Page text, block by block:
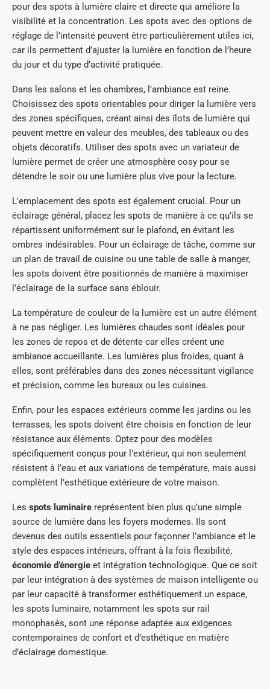
pour des spots à lumière claire et directe qui améliore la
visibilité et la concentration. Les spots avec des options de
réglage de l’intensité peuvent être particulièrement utiles ici,
car ils permettent d’ajuster la lumière en fonction de l’heure
du jour et du type d’activité pratiquée.
Dans les salons et les chambres, l’ambiance est reine.
Choisissez des spots orientables pour diriger la lumière vers
des zones spécifiques, créant ainsi des îlots de lumière qui
peuvent mettre en valeur des meubles, des tableaux ou des
objets décoratifs. Utiliser des spots avec un variateur de
lumière permet de créer une atmosphère cosy pour se
détendre le soir ou une lumière plus vive pour la lecture.
L'emplacement des spots est également crucial. Pour un
éclairage général, placez les spots de manière à ce qu’ils se
répartissent uniformément sur le plafond, en évitant les
ombres indésirables. Pour un éclairage de tâche, comme sur
un plan de travail de cuisine ou une table de salle à manger,
les spots doivent être positionnés de manière à maximiser
l’éclairage de la surface sans éblouir.
La température de couleur de la lumière est un autre élément
à ne pas négliger. Les lumières chaudes sont idéales pour
les zones de repos et de détente car elles créent une
ambiance accueillante. Les lumières plus froides, quant à
elles, sont préférables dans des zones nécessitant vigilance
et précision, comme les bureaux ou les cuisines.
Enfin, pour les espaces extérieurs comme les jardins ou les
terrasses, les spots doivent être choisis en fonction de leur
résistance aux éléments. Optez pour des modèles
spécifiquement conçus pour l’extérieur, qui non seulement
résistent à l’eau et aux variations de température, mais aussi
complètent l’esthétique extérieure de votre maison.
Les spots luminaire représentent bien plus qu’une simple
source de lumière dans les foyers modernes. Ils sont
devenus des outils essentiels pour façonner l’ambiance et le
style des espaces intérieurs, offrant à la fois flexibilité,
économie d’énergie et intégration technologique. Que ce soit
par leur intégration à des systèmes de maison intelligente ou
par leur capacité à transformer esthétiquement un espace,
les spots luminaire, notamment les spots sur rail
monophasés, sont une réponse adaptée aux exigences
contemporaines de confort et d’esthétique en matière
d’éclairage domestique.